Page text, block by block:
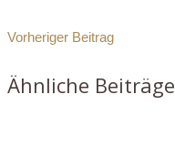
Vorheriger Beitrag
Ähnliche Beiträge